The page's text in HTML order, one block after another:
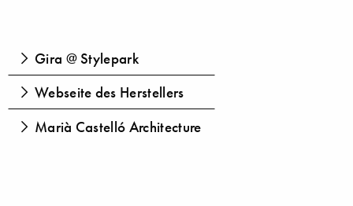
Gira @ Stylepark
Webseite des Herstellers
Marià Castelló Architecture